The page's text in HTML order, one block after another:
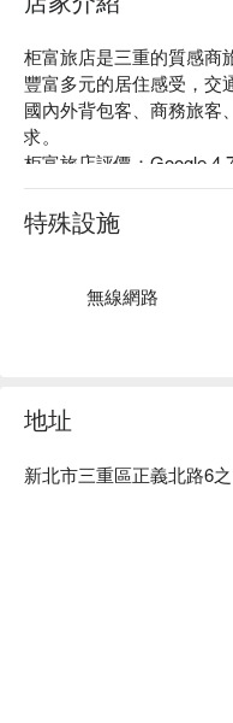
柜富旅店是三重的質感商
豐富多元的居住感受，交
國內外背包客、商務旅客
求。
柜富旅店評價：Google
柜富旅店推薦：位置近三
8 分鐘即可抵達。
柜富旅店優惠、柜富旅店
特殊設施
無線網路
地址
新北市三重區正義北路6